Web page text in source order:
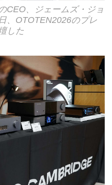
CEO、ジェームズ・ジョ
、OTOTEN2026のプレ
した